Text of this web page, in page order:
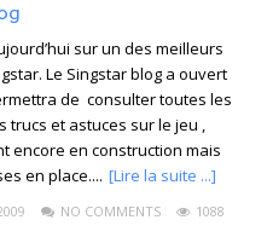
sur un des meilleurs
Le Singstar blog a ouvert
de consulter toutes les
trucs et astuces sur le jeu ,
encore en construction mais
en place.... [Lire la suite ...]
NO COMMENTS
1088